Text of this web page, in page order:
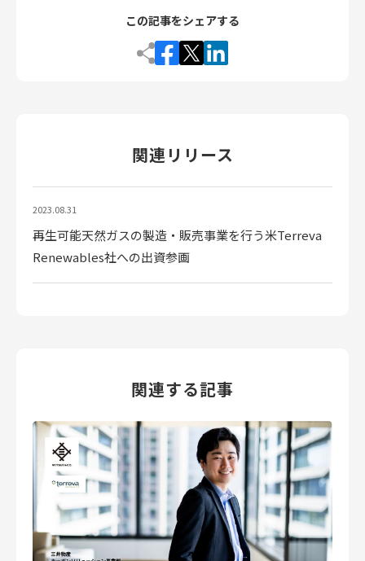
この記事をシェアする
関連リリース
2023.08.31
再生可能天然ガスの製造・販売事業を行う米Terreva
Renewables社への出資参画
関連する記事